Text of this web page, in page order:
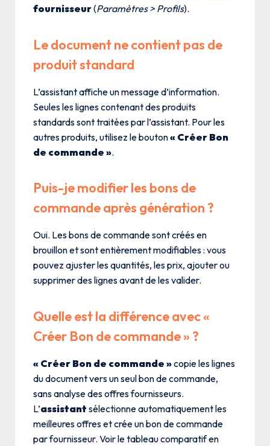
fournisseur(Paramètres > Profils).
Le document ne contient pas de
produit standard
L’assistant affiche un message d’information.
Seules les lignes contenant des produits
standards sont traitées par l’assistant. Pour les
autres produits, utilisez le bouton« Créer Bon
de commande ».
Puis-je modifier les bons de
commande après génération ?
Oui. Les bons de commande sont créés en
brouillon et sont entièrement modifiables : vous
pouvez ajuster les quantités, les prix, ajouter ou
supprimer des lignes avant de les valider.
Quelle est la différence avec «
Créer Bon de commande » ?
« Créer Bon de commande »copie les lignes
du document vers un seul bon de commande,
sans analyse des offres fournisseurs.
L’assistant sélectionne automatiquement les
meilleures offres et crée un bon de commande
par fournisseur. Voir le tableau comparatif en